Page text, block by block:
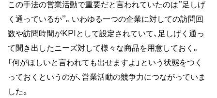
この手法の営業活動で重要だと言われていたのは”足しげ
く通っているか”。いわゆる一つの企業に対しての訪問回
数や訪問時間がKPIとして設定されていて、足しげく通っ
て聞き出したニーズ対して様々な商品を用意しておく。
「何がほしいと言われても出せますよ」という状態をつく
っておくというのが、営業活動の競争力につながっていま
した。